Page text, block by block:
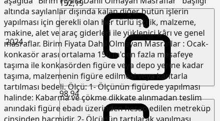
2024
152,19
98,94
altında sayılanlar dışında kalan diğer bütün işlerin
yapılması için gerekli olan her türlü işçilik, malzeme,
makine, alet ve araç giderleri ile yüklenici kârı ve genel
masraflar. Birim Fiyata Dahil Olmayan Masraflar : Ocak-
konkasör arası ortalama 150 m'den fazla mesafeye
taşıma ile konkasörden figüre veya depo yerine kadar
taşıma, malzemenin figüre edilmesi veya kantarla
tartılması bedeli. Ölçü: 1- Ölçünün figürede yapılması
halinde: Kabarma ve çökme dikkate alınmadan teslim
anındaki figüre ebadı üzerinden hesap edilen metreküp